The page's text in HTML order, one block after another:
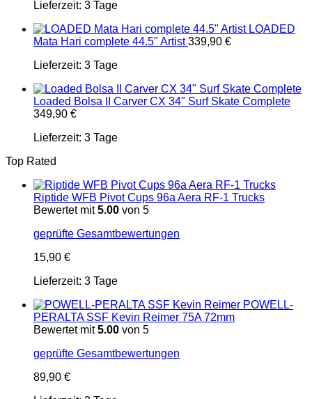
Lieferzeit: 3 Tage
LOADED
Mata Hari complete 44.5" Artist 339,90 €
Lieferzeit: 3 Tage
Loaded Bolsa II Carver CX 34" Surf Skate Complete
349,90 €
Lieferzeit: 3 Tage
Top Rated
Riptide WFB Pivot Cups 96a Aera RF-1 Trucks
Bewertet mit5.00 von 5
geprüfte Gesamtbewertungen
15,90 €
Lieferzeit: 3 Tage
POWELL-
PERALTA SSF Kevin Reimer 75A 72mm
Bewertet mit5.00 von 5
geprüfte Gesamtbewertungen
89,90 €